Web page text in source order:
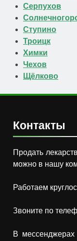
Серпухов
Ступино
Троицк
Химки
Чехов
Щёлково
Контакты
Продать
можно в нашу
Работаем
Звоните по
В